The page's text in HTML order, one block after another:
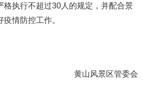
格执行不超过30人的规定，并配合景
情防控工作。
黄山风景区管委会